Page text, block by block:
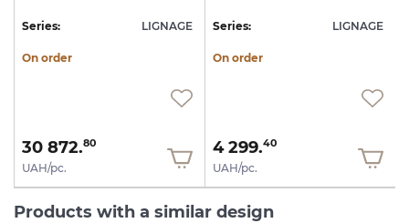
Series: LIGNAGE
On order
30 872.80
UAH/pc.
Series: LIGNAGE
On order
4 299.40
UAH/pc.
Products with a similar design